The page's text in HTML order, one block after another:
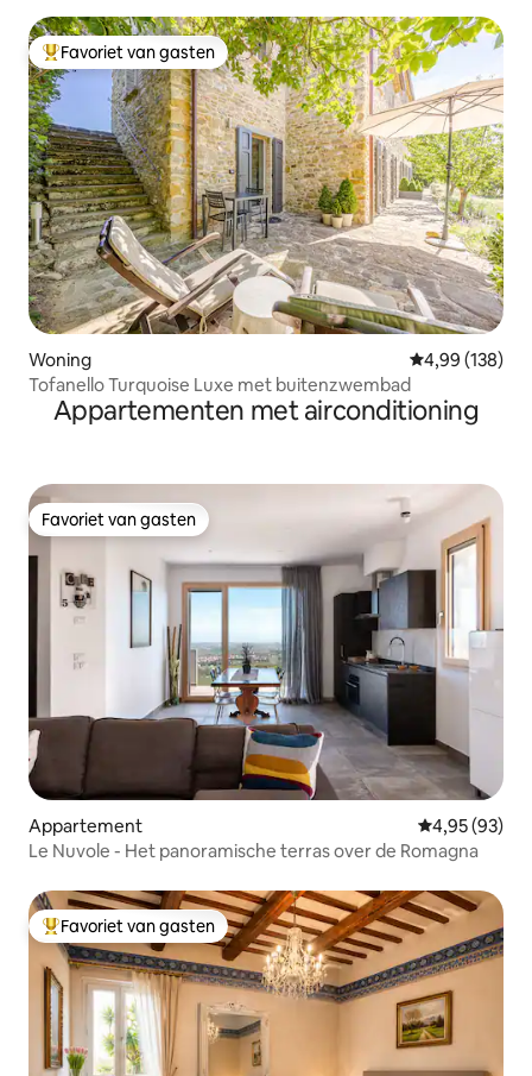
Topfavoriet van gasten
Favoriet van gasten
Woning Gemiddelde
4,99 (138)
Tofanello Turquoise Luxe met buitenzwembad
Appartementen met airconditioning
Favoriet van gasten
Favoriet van gasten
Appartement Gemiddelde
4,95 (93)
Le Nuvole - Het panoramische terras over de Romagna
Topfavoriet van gasten
Favoriet van gasten